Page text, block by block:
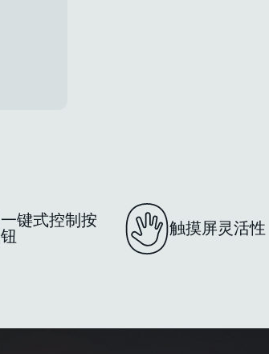
一键式控制按
钮
触摸屏灵活性